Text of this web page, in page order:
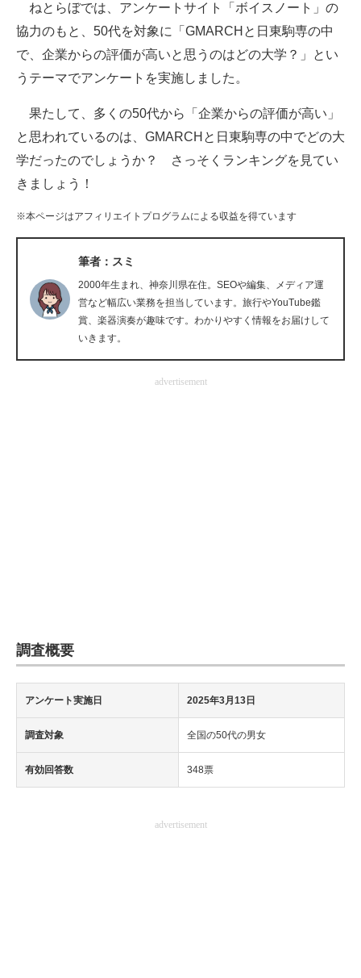
ビジネスと働き方のヒント
企業ITのトレンドを詳説
経営リーダーのコミュニティ
ITエンジニア向け専門サイト
企業向けIT製品の総合サイト
製造業のIT導入・活用を支援
モノづくり技術者専門サイト
エレクトロニクス専門サイト
ねとらぼでは、アンケートサイト「ボイスノート」の
協力のもと、50代を対象に「GMARCHと日東駒専の中
で、企業からの評価が高いと思うのはどの大学？」とい
うテーマでアンケートを実施しました。
果たして、多くの50代から「企業からの評価が高い」
と思われているのは、GMARCHと日東駒専の中でどの大
学だったのでしょうか？ さっそくランキングを見てい
きましょう！
※本ページはアフィリエイトプログラムによる収益を得ています
筆者：スミ
2000年生まれ、神奈川県在住。SEOや編集、メディア運
営など幅広い業務を担当しています。旅行やYouTube鑑
賞、楽器演奏が趣味です。わかりやすく情報をお届けして
いきます。
advertisement
調査概要
アンケート実施日 2025年3月13日
調査対象 全国の50代の男女
有効回答数 348票
advertisement